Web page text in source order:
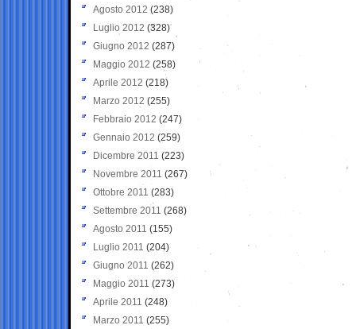
Agosto 2012 (238)
Luglio 2012 (328)
Giugno 2012 (287)
Maggio 2012 (258)
Aprile 2012 (218)
Marzo 2012 (255)
Febbraio 2012 (247)
Gennaio 2012 (259)
Dicembre 2011 (223)
Novembre 2011 (267)
Ottobre 2011 (283)
Settembre 2011 (268)
Agosto 2011 (155)
Luglio 2011 (204)
Giugno 2011 (262)
Maggio 2011 (273)
Aprile 2011 (248)
Marzo 2011 (255)